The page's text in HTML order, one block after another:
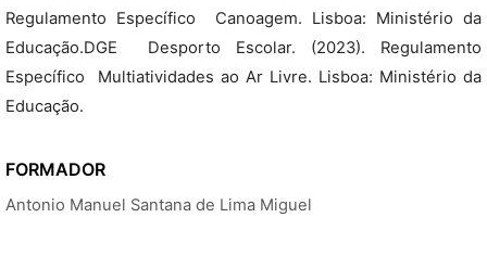
Regulamento Específico  Canoagem. Lisboa: Ministério da
Educação.DGE  Desporto Escolar. (2023). Regulamento
Específico  Multiatividades ao Ar Livre. Lisboa: Ministério da
Educação.
FORMADOR
Antonio Manuel Santana de Lima Miguel